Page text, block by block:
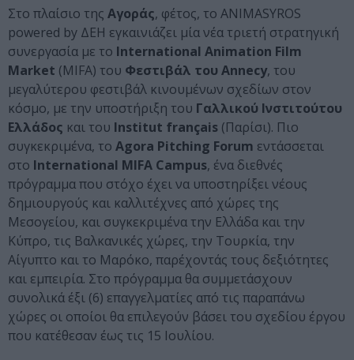
Στο πλαίσιο της Αγοράς, φέτος, το ANIMASYROS
powered by ΔΕΗ εγκαινιάζει μία νέα τριετή στρατηγική
συνεργασία με το International Animation Film
Market (MIFA) του Φεστιβάλ του Annecy, του
μεγαλύτερου φεστιβάλ κινουμένων σχεδίων στον
κόσμο, με την υποστήριξη του Γαλλικού Ινστιτούτου
Ελλάδος και του Institut français (Παρίσι). Πιο
συγκεκριμένα, το Agora Pitching Forum εντάσσεται
στο International MIFA Campus, ένα διεθνές
πρόγραμμα που στόχο έχει να υποστηρίξει νέους
δημιουργούς και καλλιτέχνες από χώρες της
Μεσογείου, και συγκεκριμένα την Ελλάδα και την
Κύπρο, τις Βαλκανικές χώρες, την Τουρκία, την
Αίγυπτο και το Μαρόκο, παρέχοντάς τους δεξιότητες
και εμπειρία. Στο πρόγραμμα θα συμμετάσχουν
συνολικά έξι (6) επαγγελματίες από τις παραπάνω
χώρες οι οποίοι θα επιλεγούν βάσει του σχεδίου έργου
που κατέθεσαν έως τις 15 Ιουλίου.